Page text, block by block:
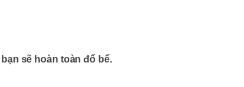
sẽ hoàn toàn đổ bể.